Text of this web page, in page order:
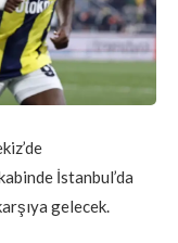
İstanbul’da
gelecek.